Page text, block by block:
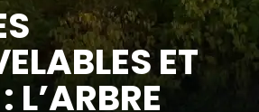
ET
L’ARBRE